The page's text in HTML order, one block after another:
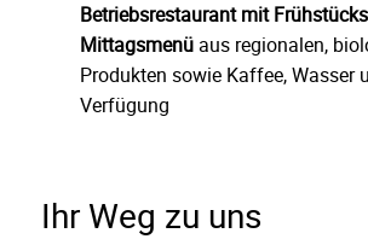
Betriebsrestaurant mit
Mittagsmenü aus regionalen,
Produkten sowie Kaffee, Wasser
Verfügung
Ihr Weg zu uns